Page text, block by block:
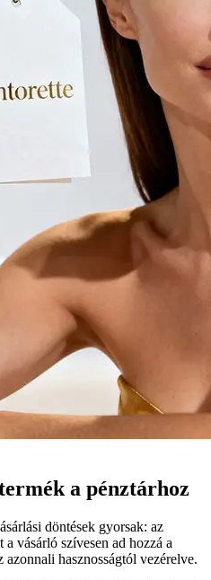
a pénztárhoz
döntések gyorsak: az
vásárló szívesen ad hozzá a
hasznosságtól vezérelve.